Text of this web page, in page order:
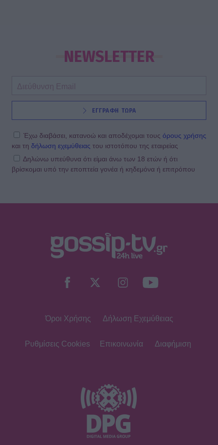
NEWSLETTER
ΕΓΓΡΑΦΗ ΤΩΡΑ
Έχω διαβάσει, κατανοώ και αποδέχομαι τους όρους χρήσης
και τη δήλωση εχεμύθειας του ιστοτόπου της εταιρείας
Δηλώνω υπεύθυνα ότι είμαι άνω των 18 ετών ή ότι
βρίσκομαι υπό την εποπτεία γονέα ή κηδεμόνα ή επιτρόπου
Όροι Χρήσης Δήλωση Εχεμύθειας
Ρυθμίσεις Cookies Επικοινωνία Διαφήμιση